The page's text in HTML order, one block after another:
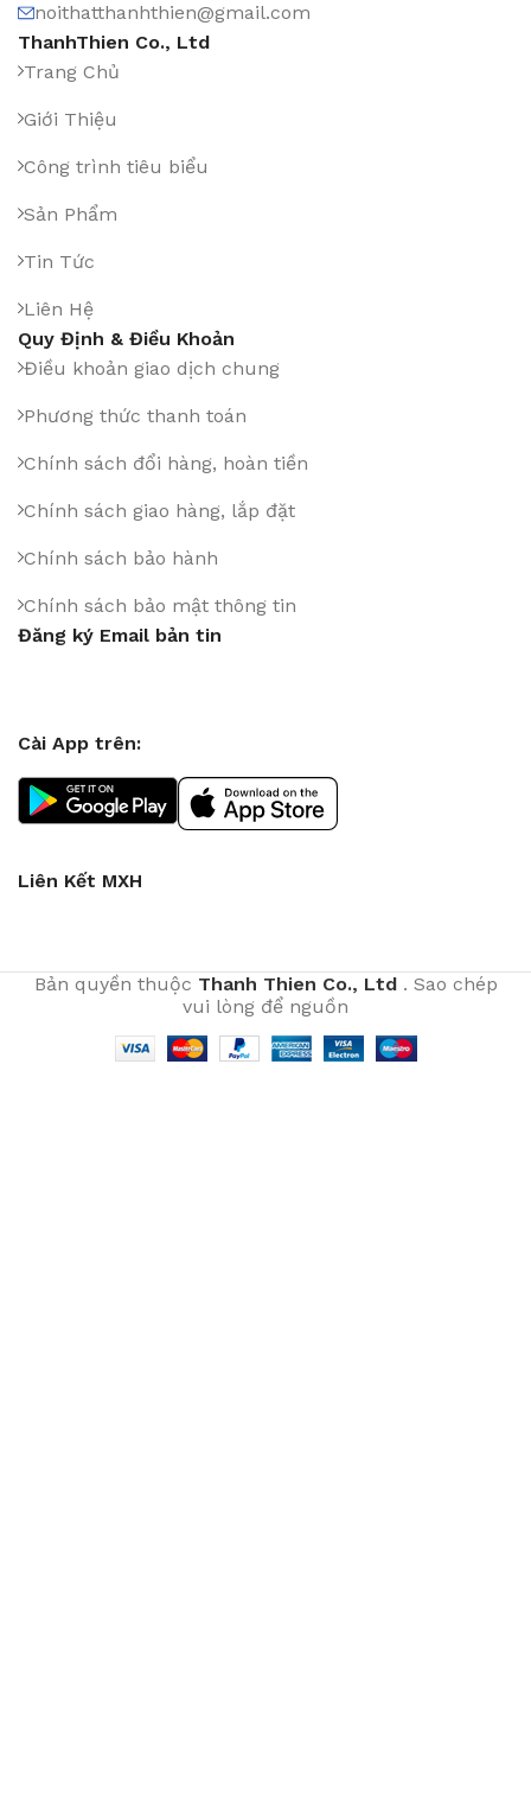
noithatthanhthien@gmail.com
ThanhThien Co., Ltd
Trang Chủ
Giới Thiệu
Công trình tiêu biểu
Sản Phẩm
Tin Tức
Liên Hệ
Quy Định & Điều Khoản
Điều khoản giao dịch chung
Phương thức thanh toán
Chính sách đổi hàng, hoàn tiền
Chính sách giao hàng, lắp đặt
Chính sách bảo hành
Chính sách bảo mật thông tin
Đăng ký Email bản tin
Cài App trên:
Liên Kết MXH
Bản quyền thuộc Thanh Thien Co., Ltd. Sao chép
vui lòng để nguồn